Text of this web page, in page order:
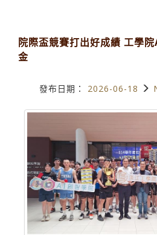
院際盃競賽打出好成績 工學
金
發布日期： 2026-06-18